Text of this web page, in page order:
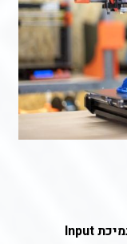
הדפסה במהירות גבוהה הודות לתמיכת Input